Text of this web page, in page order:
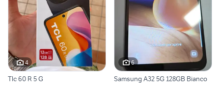
4
Tlc 60 R 5 G
6
Samsung A32 5G 128GB Bianco